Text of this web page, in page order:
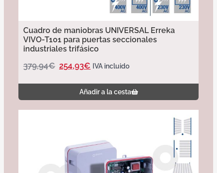
Cuadro de maniobras UNIVERSAL Erreka
VIVO-T101 para puertas seccionales
industriales trifásico
379,94€ 254,93€ IVA incluido
Añadir a la cesta